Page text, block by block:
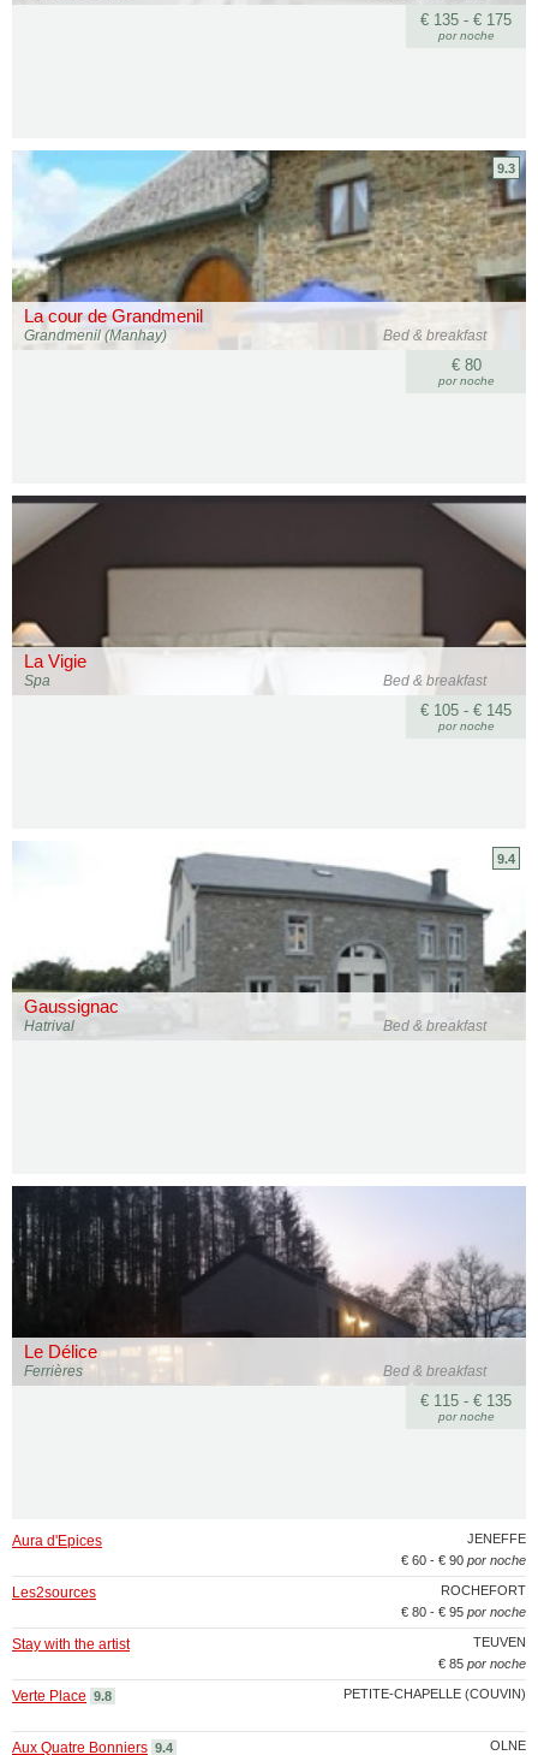
€ 135 - € 175
por noche
La cour de Grandmenil
Bed & breakfast
Grandmenil (Manhay)
9.3
€ 80
por noche
La Vigie
Bed & breakfast
Spa
€ 105 - € 145
por noche
Gaussignac
Bed & breakfast
Hatrival
9.4
Le Délice
Bed & breakfast
Ferrières
€ 115 - € 135
por noche
JENEFFE
Aura d'Epices
€ 60 - € 90 por noche
ROCHEFORT
Les2sources
€ 80 - € 95 por noche
TEUVEN
Stay with the artist
€ 85 por noche
PETITE-CHAPELLE (COUVIN)
Verte Place 9.8
OLNE
Aux Quatre Bonniers 9.4